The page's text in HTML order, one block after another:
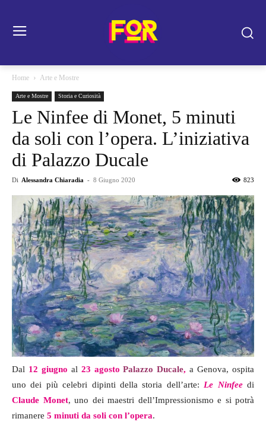
Home Arte e Mostre
Arte e Mostre Storia e Curiosità
Le Ninfee di Monet, 5 minuti
da soli con l’opera. L’iniziativa
di Palazzo Ducale
Di Alessandra Chiaradia - 8 Giugno 2020 823
Dal 12 giugno al 23 agosto Palazzo Ducale, a Genova, ospita
uno dei più celebri dipinti della storia dell’arte: Le Ninfeedi
Claude Monet, uno dei maestri dell’Impressionismo e si potrà
rimanere 5 minuti da soli con l’opera.